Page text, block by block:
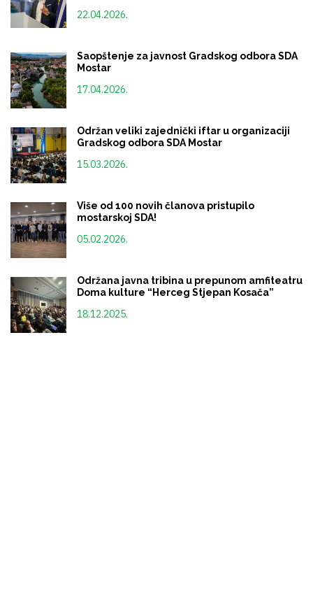
22.04.2026.
Saopštenje za javnost Gradskog odbora SDA
Mostar
17.04.2026.
Održan veliki zajednički iftar u organizaciji
Gradskog odbora SDA Mostar
15.03.2026.
Više od 100 novih članova pristupilo
mostarskoj SDA!
05.02.2026.
Održana javna tribina u prepunom amfiteatru
Doma kulture “Herceg Stjepan Kosača”
18.12.2025.